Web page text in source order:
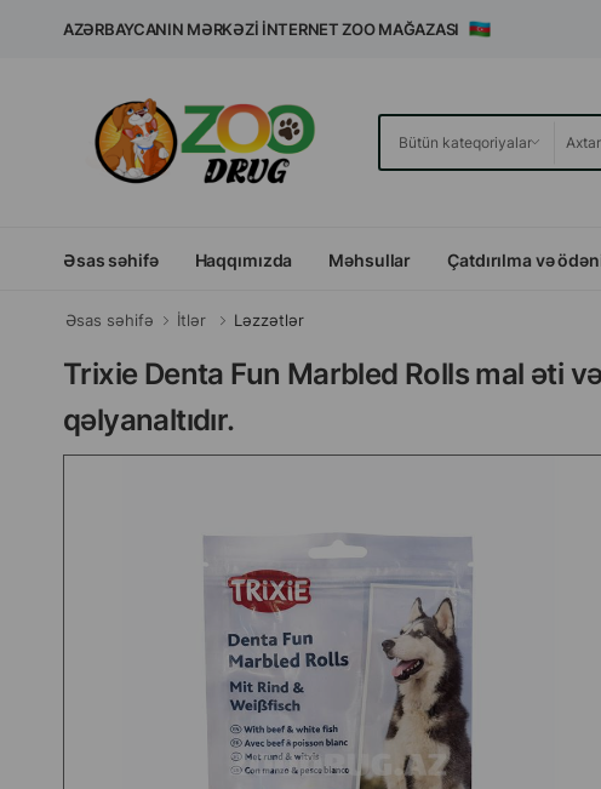
AZƏRBAYCANIN MƏRKƏZI İNTERNET ZOO MAĞAZASI
Əsas səhifə Haqqımızda Məhsullar Çatdırılma və
Əsas səhifə İtlər Ləzzətlər
Trixie Denta Fun Marbled Rolls mal əti
qəlyanaltıdır.